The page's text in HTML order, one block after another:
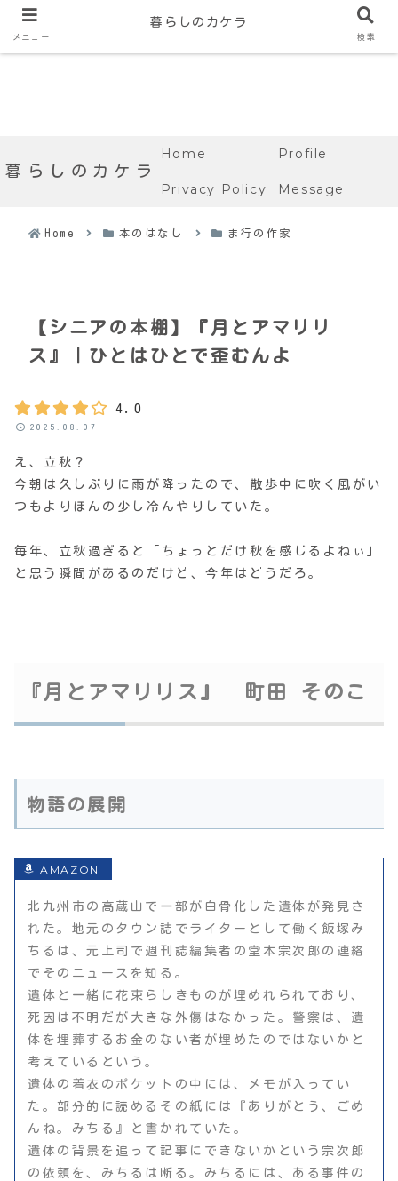
暮らしのカケラ
Home Profile
Privacy Policy Message
Home 本のはなし ま行の作家
【シニアの本棚】『月とアマリリ
ス』｜ひとはひとで歪むんよ
4.0
2025.08.07
え、立秋？
今朝は久しぶりに雨が降ったので、散歩中に吹く風がい
つもよりほんの少し冷んやりしていた。
毎年、立秋過ぎると「ちょっとだけ秋を感じるよねぃ」
と思う瞬間があるのだけど、今年はどうだろ。
『月とアマリリス』 町田 そのこ
物語の展開
北九州市の高蔵山で一部が白骨化した遺体が発見さ
れた。地元のタウン誌でライターとして働く飯塚み
ちるは、元上司で週刊誌編集者の堂本宗次郎の連絡
でそのニュースを知る。
遺体と一緒に花束らしきものが埋めれられており、
死因は不明だが大きな外傷はなかった。警察は、遺
体を埋葬するお金のない者が埋めたのではないかと
考えているという。
遺体の着衣のポケットの中には、メモが入ってい
た。部分的に読めるその紙には『ありがとう、ごめ
んね。みちる』と書かれていた。
遺体の背景を追って記事にできないかという宗次郎
の依頼を、みちるは断る。みちるには、ある事件の
メニュー
暮らしのカケラ
検索